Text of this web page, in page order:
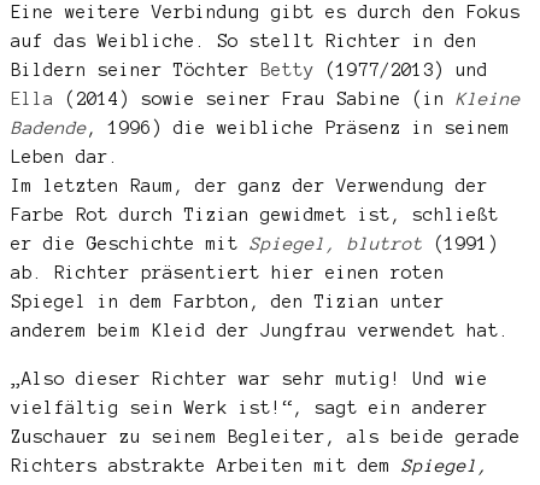
Eine weitere Verbindung gibt es durch den Fokus
auf das Weibliche. So stellt Richter in den
Bildern seiner Töchter Betty (1977/2013) und
Ella
(2014) sowie seiner Frau Sabine (in Kleine
Badende, 1996) die weibliche Präsenz in seinem
Leben dar.
Im letzten Raum, der ganz der Verwendung der
Farbe Rot durch Tizian gewidmet ist, schließt
er die Geschichte mit Spiegel, blutrot (1991)
ab. Richter präsentiert hier einen roten
Spiegel in dem Farbton, den Tizian unter
anderem beim Kleid der Jungfrau verwendet hat.
„Also dieser Richter war sehr mutig! Und wie
vielfältig sein Werk ist!“, sagt ein anderer
Zuschauer zu seinem Begleiter, als beide gerade
Richters abstrakte Arbeiten mit dem Spiegel,